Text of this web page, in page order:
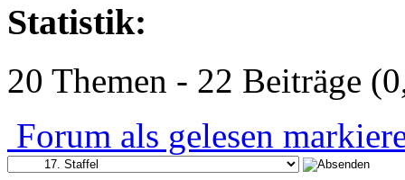
Statistik:
20 Themen - 22 Beiträge
Forum als gelesen